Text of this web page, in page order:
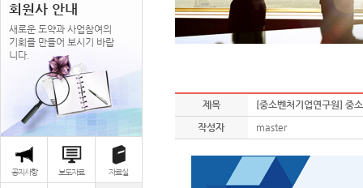
회원사 안내
새로운 도약과 사업참여의
기회를 만들어 보시기 바랍
니다.
공지사항 보도자료 자료실
제목
[중소벤처기업연구원] 중
작성자
master